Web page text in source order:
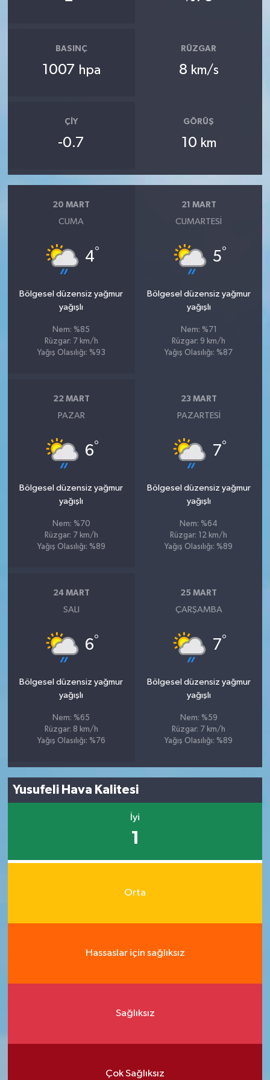
BASINÇ
1007 hpa
RÜZGAR
8 km/s
ÇIY
-0.7
GÖRÜŞ
10 km
20 MART
CUMA
4°
Bölgesel düzensiz yağmur
yağışlı
Nem: %85
Rüzgar: 7 km/h
Yağış Olasılığı: %93
21 MART
CUMARTESI
5°
Bölgesel düzensiz yağmur
yağışlı
Nem: %71
Rüzgar: 9 km/h
Yağış Olasılığı: %87
22 MART
PAZAR
6°
Bölgesel düzensiz yağmur
yağışlı
Nem: %70
Rüzgar: 7 km/h
Yağış Olasılığı: %89
23 MART
PAZARTESI
7°
Bölgesel düzensiz yağmur
yağışlı
Nem: %64
Rüzgar: 12 km/h
Yağış Olasılığı: %89
24 MART
SALI
6°
Bölgesel düzensiz yağmur
yağışlı
Nem: %65
Rüzgar: 8 km/h
Yağış Olasılığı: %76
25 MART
ÇARŞAMBA
7°
Bölgesel düzensiz yağmur
yağışlı
Nem: %59
Rüzgar: 7 km/h
Yağış Olasılığı: %89
Yusufeli Hava Kalitesi
İyi
1
Orta
Hassaslar için sağlıksız
Sağlıksız
Çok Sağlıksız